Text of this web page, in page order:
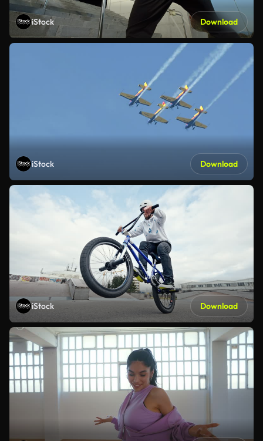
iStock Download
iStock Download
iStock Download